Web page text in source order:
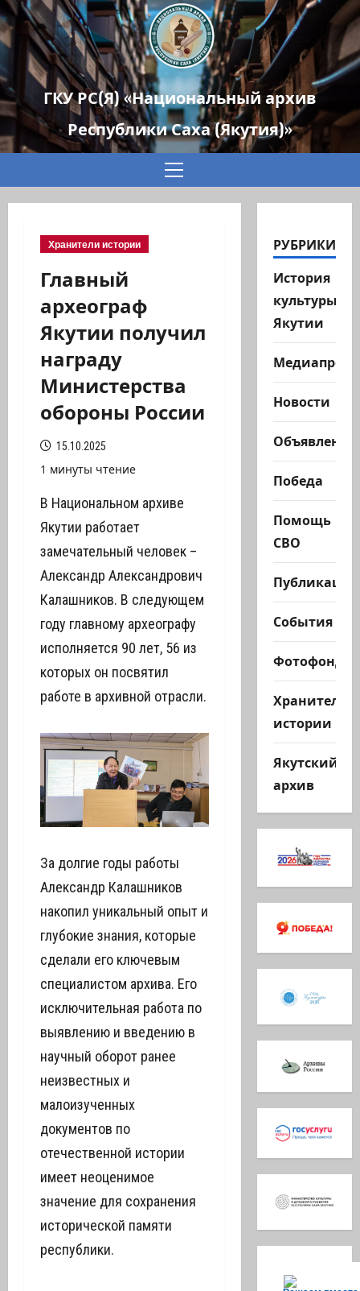
ГКУ РС(Я) «Национальный архив
Республики Саха (Якутия)»
Основное
Хранители истории
Главный
археограф
Якутии получил
награду
Министерства
обороны России
15.10.2025
1 минуты чтение
В Национальном архиве
Якутии работает
замечательный человек –
Александр Александрович
Калашников. В следующем
году главному археографу
исполняется 90 лет, 56 из
которых он посвятил
работе в архивной отрасли.
За долгие годы работы
Александр Калашников
накопил уникальный опыт и
глубокие знания, которые
сделали его ключевым
специалистом архива. Его
исключительная работа по
выявлению и введению в
научный оборот ранее
неизвестных и
малоизученных
документов по
отечественной истории
имеет неоценимое
значение для сохранения
исторической памяти
республики.
РУБРИКИ
История
культуры
Якутии
Новости
Объявления
Победа
Помощь
СВО
Публикации
События
Фотофонд
Хранители
истории
Якутский
архив